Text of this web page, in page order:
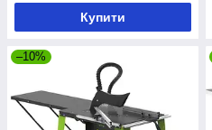
Купити
–10%